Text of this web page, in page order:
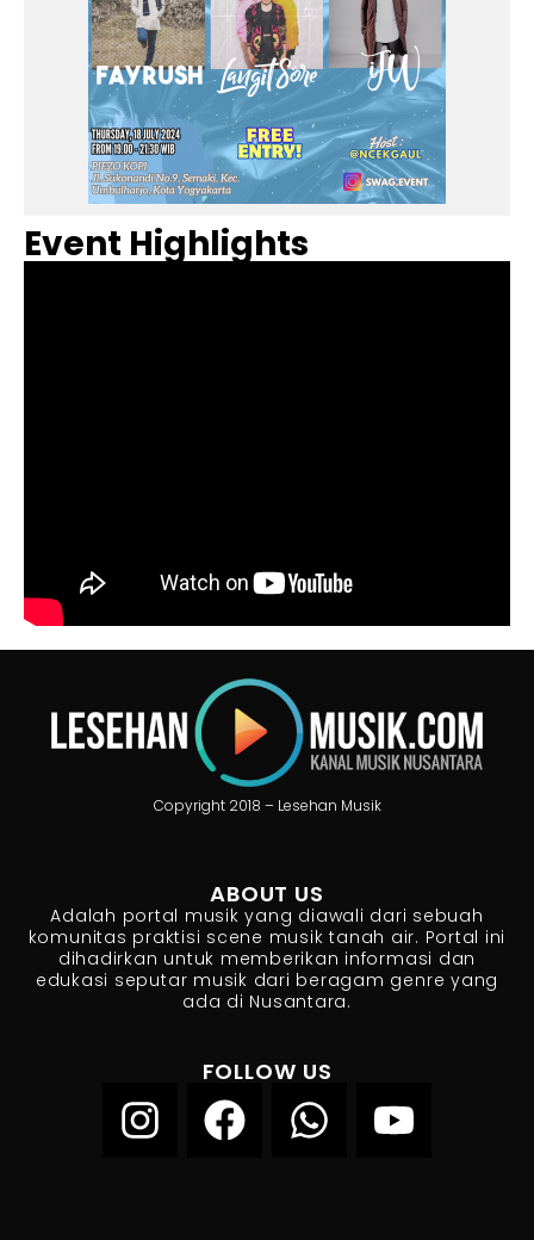
Event Highlights
Copyright 2018 – Lesehan Musik
ABOUT US
Adalah portal musik yang diawali dari sebuah
komunitas praktisi scene musik tanah air. Portal ini
dihadirkan untuk memberikan informasi dan
edukasi seputar musik dari beragam genre yang
ada di Nusantara.
FOLLOW US